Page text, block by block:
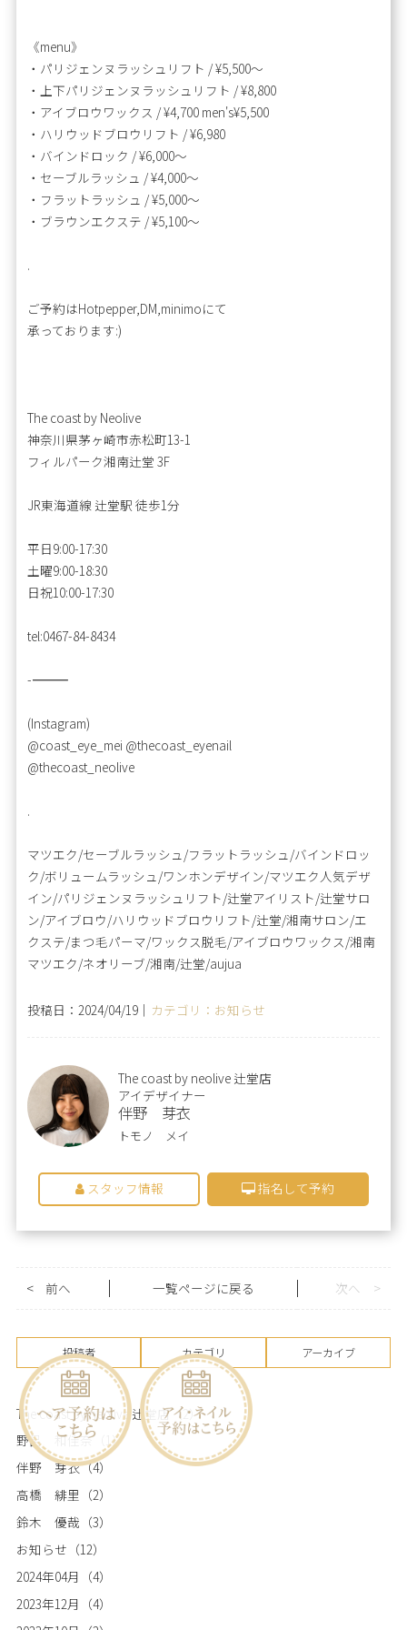
《menu》
・パリジェンヌラッシュリフト / ¥5,500～
・上下パリジェンヌラッシュリフト / ¥8,800
・アイブロウワックス / ¥4,700 men's¥5,500
・ハリウッドブロウリフト / ¥6,980
・バインドロック / ¥6,000～
・セーブルラッシュ / ¥4,000～
・フラットラッシュ / ¥5,000～
・ブラウンエクステ / ¥5,100～
.
ご予約はHotpepper,DM,minimoにて
承っております:)
The coast by Neolive
神奈川県茅ヶ崎市赤松町13-1
フィルパーク湘南辻堂 3F
JR東海道線 辻堂駅 徒歩1分
平日9:00-17:30
土曜9:00-18:30
日祝10:00-17:30
tel:0467-84-8434
-――――――――――――
(Instagram)
@coast_eye_mei @thecoast_eyenail
@thecoast_neolive
.
マツエク/セーブルラッシュ/フラットラッシュ/バインドロッ
ク/ボリュームラッシュ/ワンホンデザイン/マツエク人気デザ
イン/パリジェンヌラッシュリフト/辻堂アイリスト/辻堂サロ
ン/アイブロウ/ハリウッドブロウリフト/辻堂/湘南サロン/エ
クステ/まつ毛パーマ/ワックス脱毛/アイブロウワックス/湘南
マツエク/ネオリーブ/湘南/辻堂/aujua
投稿日：2024/04/19｜ カテゴリ：お知らせ
The coast by neolive 辻堂店
アイデザイナー
伴野 芽衣
トモノ メイ
スタッフ情報 指名して予約
< 前へ 一覧ページに戻る >
次へ
投稿者 カテゴリ アーカイブ
The coast by neolive 辻堂店（2）
野呂 和佳奈（1）
伴野 芽衣（4）
高橋 緋里 （2）
鈴木 優哉 （3）
お知らせ （12）
2024年04月 （4）
2023年12月 （4）